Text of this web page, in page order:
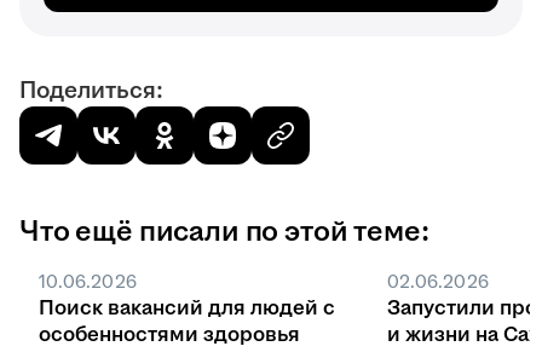
Поделиться:
Что ещё писали по этой теме:
10.06.2026
Поиск вакансий для людей с
особенностями здоровья
02.06.2026
Запустили
и жизни на